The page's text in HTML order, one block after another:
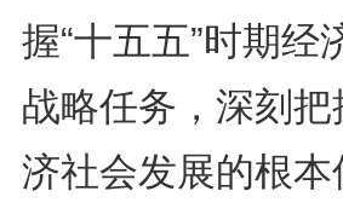
握“十五五”时期
战略任务，深刻把
济社会发展的根